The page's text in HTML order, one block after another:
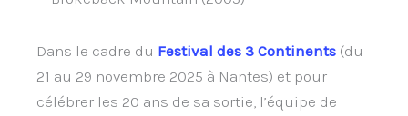
Dans le cadre du Festival des 3 Continents (du
21 au 29 novembre 2025 à Nantes) et pour
célébrer les 20 ans de sa sortie, l’équipe de